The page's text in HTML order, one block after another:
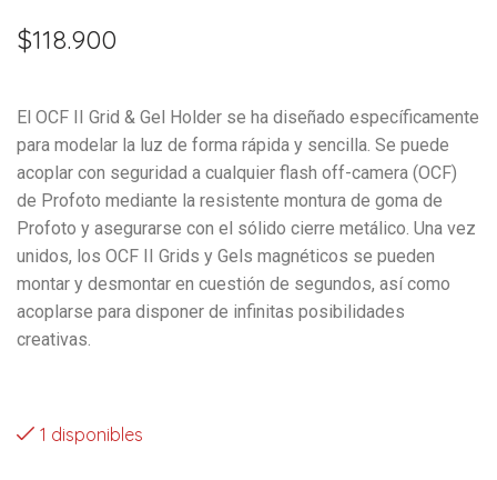
$118.900
El OCF II Grid & Gel Holder se ha diseñado específicamente
para modelar la luz de forma rápida y sencilla. Se puede
acoplar con seguridad a cualquier flash off-camera (OCF)
de Profoto mediante la resistente montura de goma de
Profoto y asegurarse con el sólido cierre metálico. Una vez
unidos, los OCF II Grids y Gels magnéticos se pueden
montar y desmontar en cuestión de segundos, así como
acoplarse para disponer de infinitas posibilidades
creativas.
1 disponibles